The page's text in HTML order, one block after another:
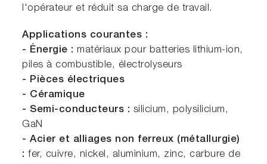
l'opérateur et réduit sa charge de travail.
Applications courantes :
- Énergie : matériaux pour batteries lithium-ion,
piles à combustible, électrolyseurs
- Pièces électriques
- Céramique
- Semi-conducteurs : silicium, polysilicium,
GaN
- Acier et alliages non ferreux (métallurgie)
:fer, cuivre, nickel, aluminium, zinc, carbure de